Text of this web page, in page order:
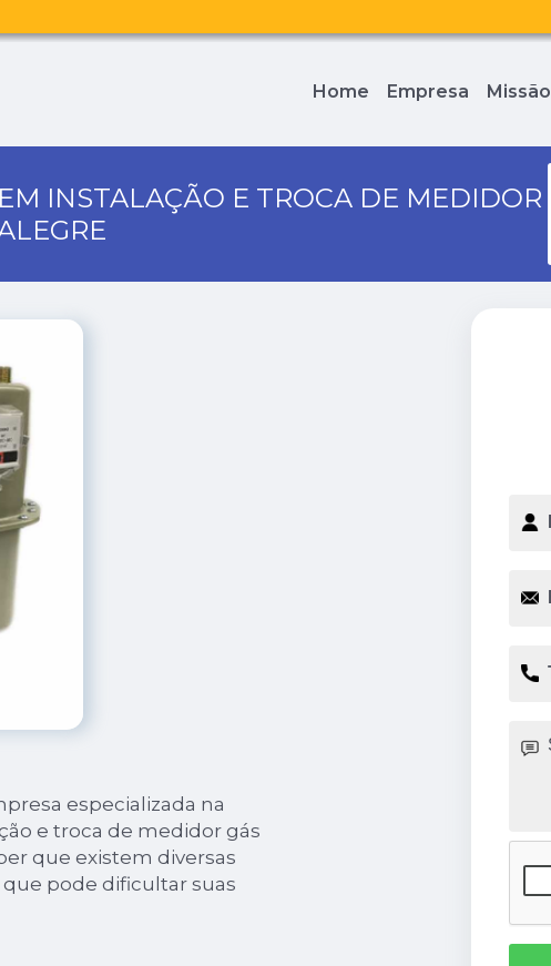
Home Empresa Missão
INSTALAÇÃO E TROCA DE MEDIDOR
especializada na
e troca de medidor gás
que existem diversas
pode dificultar suas